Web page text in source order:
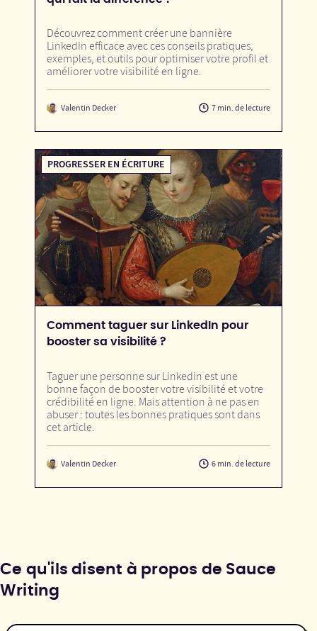
Découvrez comment créer une bannière
LinkedIn efficace avec ces conseils pratiques,
exemples, et outils pour optimiser votre profil et
améliorer votre visibilité en ligne.
Valentin Decker 7 min. de lecture
PROGRESSER EN ÉCRITURE
Comment taguer sur LinkedIn pour
booster sa visibilité ?
Taguer une personne sur Linkedin est une
bonne façon de booster votre visibilité et votre
crédibilité en ligne. Mais attention à ne pas en
abuser : toutes les bonnes pratiques sont dans
cet article.
Valentin Decker 6 min. de lecture
Ce qu'ils disent à propos de Sauce
Writing